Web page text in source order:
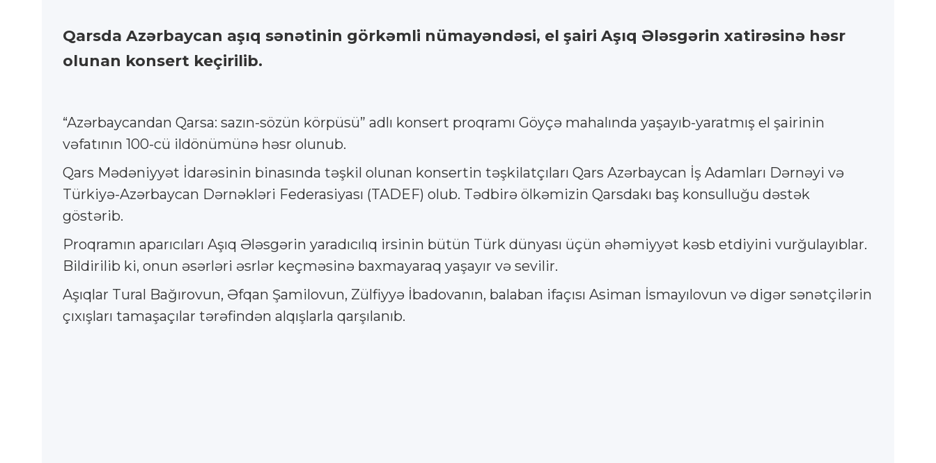
Qarsda Azərbaycan aşıq sənətinin görkəmli nümayəndəsi, el şairi Aşıq Ələsgərin xatirəsinə həsr
olunan konsert keçirilib.
“Azərbaycandan Qarsa: sazın-sözün körpüsü” adlı konsert proqramı Göyçə mahalında yaşayıb-yaratmış el şairinin
vəfatının 100-cü ildönümünə həsr olunub.
Qars Mədəniyyət İdarəsinin binasında təşkil olunan konsertin təşkilatçıları Qars Azərbaycan İş Adamları Dərnəyi və
Türkiyə-Azərbaycan Dərnəkləri Federasiyası (TADEF) olub. Tədbirə ölkəmizin Qarsdakı baş konsulluğu dəstək
göstərib.
Proqramın aparıcıları Aşıq Ələsgərin yaradıcılıq irsinin bütün Türk dünyası üçün əhəmiyyət kəsb etdiyini vurğulayıblar.
Bildirilib ki, onun əsərləri əsrlər keçməsinə baxmayaraq yaşayır və sevilir.
Aşıqlar Tural Bağırovun, Əfqan Şamilovun, Zülfiyyə İbadovanın, balaban ifaçısı Asiman İsmayılovun və digər sənətçilərin
çıxışları tamaşaçılar tərəfindən alqışlarla qarşılanıb.